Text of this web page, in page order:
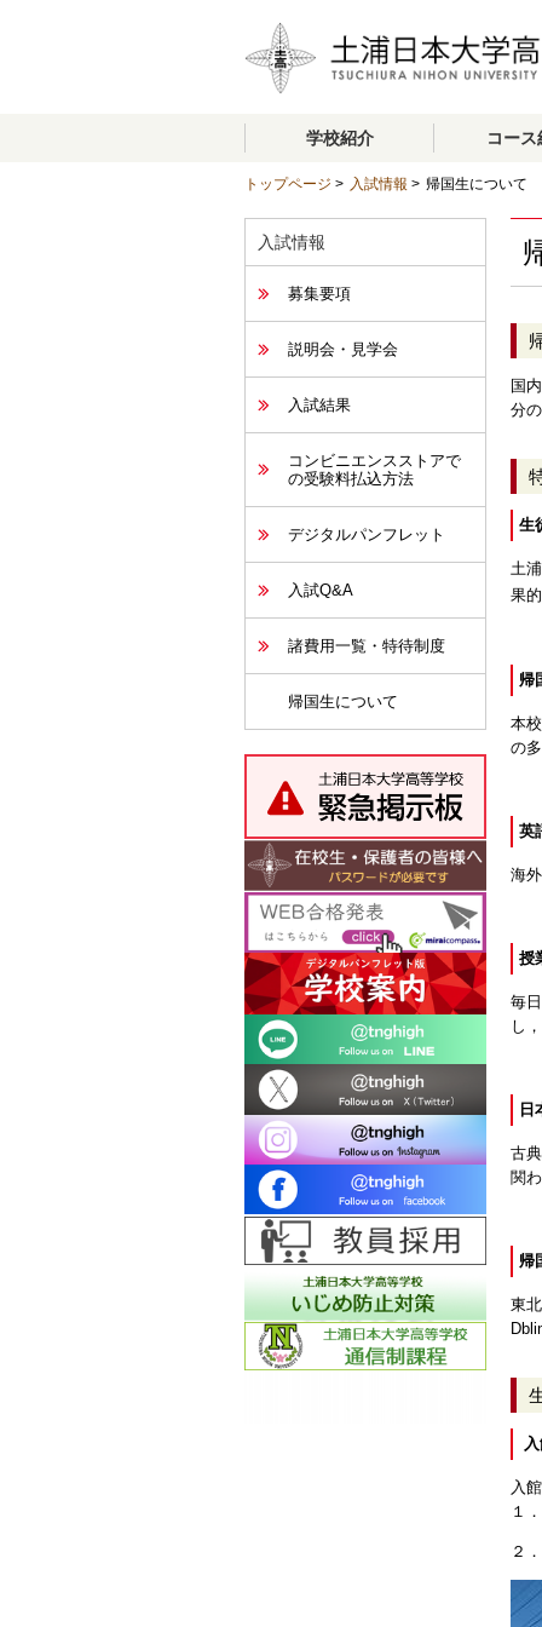
学校紹介 コース
トップページ > 入試情報 > 帰国生について
国
分
生
土
果
帰
本
の
英
海
授
毎
し
日
古
関
帰
東
入
１
２
入試情報
募集要項
説明会・見学会
入試結果
コンビニエンスストアで
の受験料払込方法
デジタルパンフレット
入試Q&A
諸費用一覧・特待制度
帰国生について